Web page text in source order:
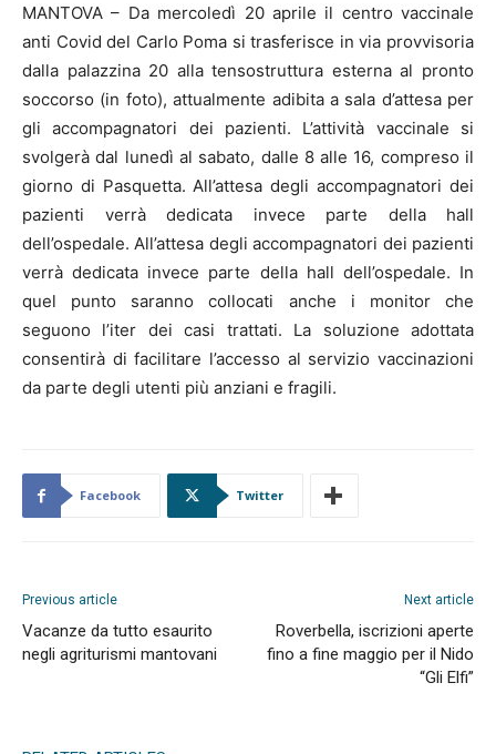
MANTOVA – Da mercoledì 20 aprile il centro vaccinale
anti Covid del Carlo Poma si trasferisce in via provvisoria
dalla palazzina 20 alla tensostruttura esterna al pronto
soccorso (in foto), attualmente adibita a sala d’attesa per
gli accompagnatori dei pazienti. L’attività vaccinale si
svolgerà dal lunedì al sabato, dalle 8 alle 16, compreso il
giorno di Pasquetta. All’attesa degli accompagnatori dei
pazienti verrà dedicata invece parte della hall
dell’ospedale. All’attesa degli accompagnatori dei pazienti
verrà dedicata invece parte della hall dell’ospedale. In
quel punto saranno collocati anche i monitor che
seguono l’iter dei casi trattati. La soluzione adottata
consentirà di facilitare l’accesso al servizio vaccinazioni
da parte degli utenti più anziani e fragili.
Facebook Twitter
Previous article
Vacanze da tutto esaurito
negli agriturismi mantovani
Next article
Roverbella, iscrizioni aperte
fino a fine maggio per il Nido
“Gli Elfi”